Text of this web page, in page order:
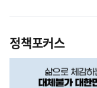
정책포커스